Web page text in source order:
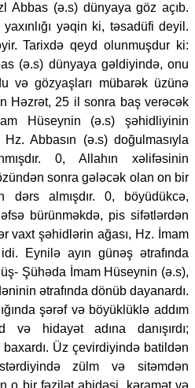
Abbas (ə.s) dünyaya göz açıb.
yəqin ki, təsadüfi deyil.
Tarixdə qeyd olunmuşdur ki:
(ə.s) dünyaya gəldiyində, onu
və gözyaşları mübarək üzünə
Həzrət, 25 il sonra baş verəcək
Hüseynin (ə.s) şəhidliyinin
Abbasın (ə.s) doğulmasıyla
0, Allahın xəlifəsinin
sonra gələcək olan on bir
dərs almışdır. 0, böyüdükcə,
bürünməkdə, pis sifətlərdən
vaxt şəhidlərin ağası, Hz. İmam
Eynilə ayın günəş ətrafında
Şühəda İmam Hüseynin (ə.s),
ətrafında dönüb dayanardı.
şərəf və böyüklüklə addım
və hidayət adına danışırdı;
baxardı. Üz çevirdiyində batildən
zülm və sitəmdən
o bir fəzilət abidəsi, kəramət və